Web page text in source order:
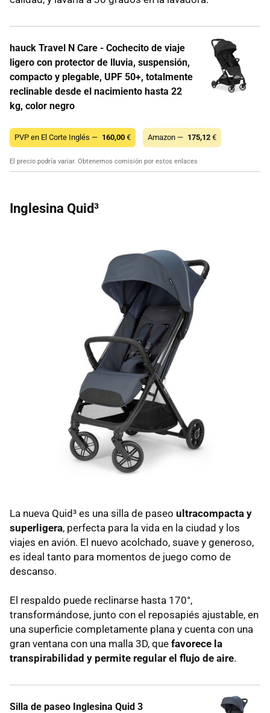
hauck Travel N Care - Cochecito de viaje
ligero con protector de lluvia, suspensión,
compacto y plegable, UPF 50+, totalmente
reclinable desde el nacimiento hasta 22
kg, color negro
PVP en El Corte Inglés — 160,00 € Amazon — 175,12 €
El precio podría variar. Obtenemos comisión por estos enlaces
Inglesina Quid³
La nueva Quid³ es una silla de paseo ultracompacta y
superligera, perfecta para la vida en la ciudad y los
viajes en avión. El nuevo acolchado, suave y generoso,
es ideal tanto para momentos de juego como de
descanso.
El respaldo puede reclinarse hasta 170°,
transformándose, junto con el reposapiés ajustable, en
una superficie completamente plana y cuenta con una
gran ventana con una malla 3D, que favorece la
transpirabilidad y permite regular el flujo de aire.
Silla de paseo Inglesina Quid 3